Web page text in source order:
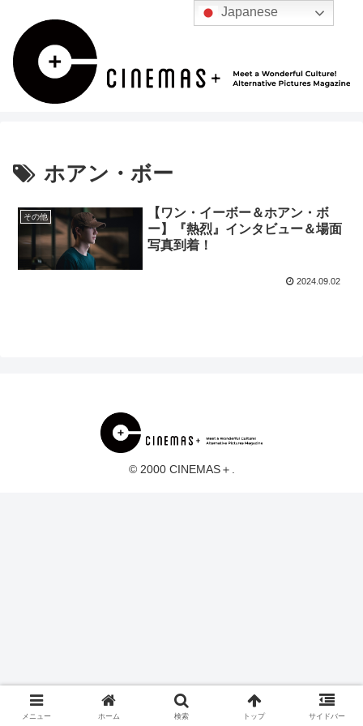
ホアン・ボー
その他
【ワン・イーボー＆ホアン・ボ
ー】『熱烈』インタビュー＆場面
写真到着！
2024.09.02
© 2000 CINEMAS＋.
メニュー ホーム 検索 トップ サイドバー
Japanese